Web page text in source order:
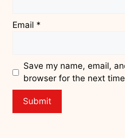
Email *
Save my name, email,
browser for the next